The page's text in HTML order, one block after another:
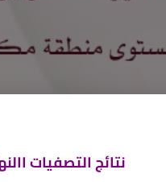
نتائج التصفيات